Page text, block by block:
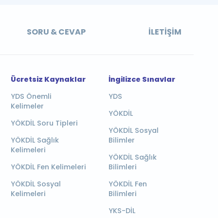
SORU & CEVAP İLETIŞIM
Ücretsiz Kaynaklar
YDS Önemli
Kelimeler
YÖKDİL Soru Tipleri
YÖKDİL Sağlık
Kelimeleri
YÖKDİL Fen Kelimeleri
YÖKDİL Sosyal
Kelimeleri
İngilizce Sınavlar
YDS
YÖKDİL
YÖKDİL Sosyal
Bilimler
YÖKDİL Sağlık
Bilimleri
YÖKDİL Fen
Bilimleri
YKS-DİL